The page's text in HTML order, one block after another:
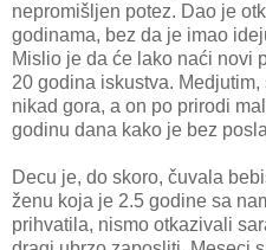
nepromišljen potez. Dao je
godinama, bez da je imao
Mislio je da će lako naći novi
20 godina iskustva.
nikad gora, a on po prirodi
godinu dana kako je bez
Decu je, do skoro, čuvala
ženu koja je 2.5 godine sa
prihvatila, nismo otkazivali